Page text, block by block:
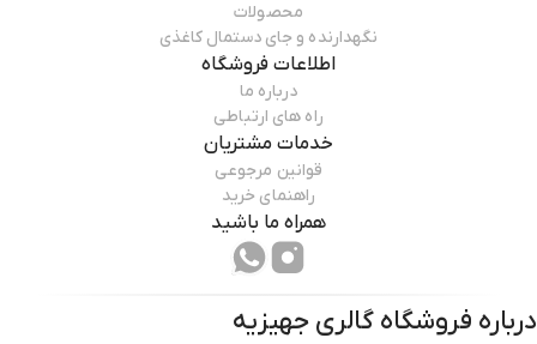
محصولات
نگهدارنده و جای دستمال کاغذی
اطلاعات فروشگاه
درباره ما
راه های ارتباطی
خدمات مشتریان
قوانین مرجوعی
راهنمای خرید
همراه ما باشید
درباره فروشگاه گالری جهیزیه